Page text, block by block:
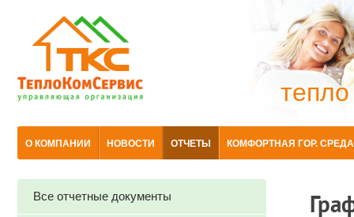
тепло
О КОМПАНИИ НОВОСТИ ОТЧЕТЫ КОМФОРТНАЯ ГОР. СРЕДА
Все отчетные документы